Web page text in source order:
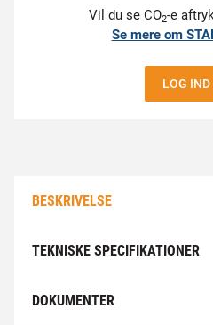
Vil du se CO2-e
Se mere om
LOG IND
BESKRIVELSE
TEKNISKE SPECIFIKATIONER
DOKUMENTER